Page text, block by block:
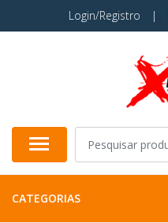
Login/Registro |
CATEGORIAS